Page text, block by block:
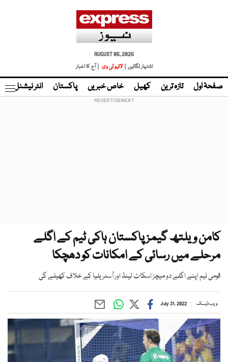
AUGUST 06, 2026
اشتہار لگائیں |
لائیو ٹی وی | آج کا اخبار
صفحۂ اول تازہ ترین کھیل خاص خبریں پاکستان انٹر نیشنل
کامن ویلتھ گیمز پاکستان ہاکی ٹیم کے اگلے
مرحلے میں رسائی کے امکانات کو دھچکا
قومی ٹیم اپنے اگلے دو میچز اسکاٹ لینڈ اور آسٹریلیا کے خلاف کھیلے گی
ویب ڈیسک July 31, 2022